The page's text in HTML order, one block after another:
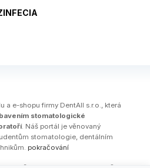
a e-shopu firmy DentAll s.r.o., která
stomatologické
. Náš portál je věnovaný
stomatologie, dentálním
pokračování